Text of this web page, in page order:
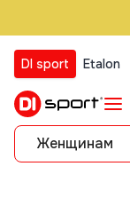
DI sport Etalon
Женщинам